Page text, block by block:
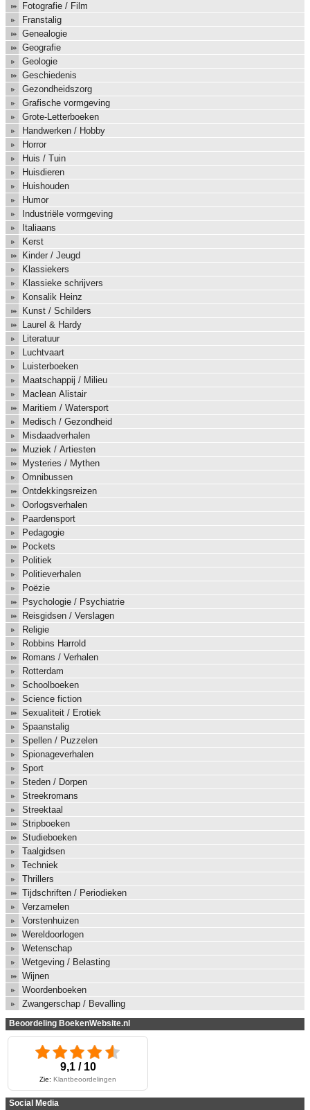
Fotografie / Film
Franstalig
Genealogie
Geografie
Geologie
Geschiedenis
Gezondheidszorg
Grafische vormgeving
Grote-Letterboeken
Handwerken / Hobby
Horror
Huis / Tuin
Huisdieren
Huishouden
Humor
Industriële vormgeving
Italiaans
Kerst
Kinder / Jeugd
Klassiekers
Klassieke schrijvers
Konsalik Heinz
Kunst / Schilders
Laurel & Hardy
Literatuur
Luchtvaart
Luisterboeken
Maatschappij / Milieu
Maclean Alistair
Maritiem / Watersport
Medisch / Gezondheid
Misdaadverhalen
Muziek / Artiesten
Mysteries / Mythen
Omnibussen
Ontdekkingsreizen
Oorlogsverhalen
Paardensport
Pedagogie
Pockets
Politiek
Politieverhalen
Poëzie
Psychologie / Psychiatrie
Reisgidsen / Verslagen
Religie
Robbins Harrold
Romans / Verhalen
Rotterdam
Schoolboeken
Science fiction
Sexualiteit / Erotiek
Spaanstalig
Spellen / Puzzelen
Spionageverhalen
Sport
Steden / Dorpen
Streekromans
Streektaal
Stripboeken
Studieboeken
Taalgidsen
Techniek
Thrillers
Tijdschriften / Periodieken
Verzamelen
Vorstenhuizen
Wereldoorlogen
Wetenschap
Wetgeving / Belasting
Wijnen
Woordenboeken
Zwangerschap / Bevalling
Beoordeling BoekenWebsite.nl
9,1 / 10
Zie: Klantbeoordelingen
Social Media